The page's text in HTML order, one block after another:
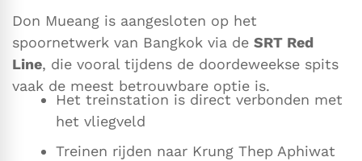
Don Mueang is aangesloten op het
spoornetwerk van Bangkok via de SRT Red
Line, die vooral tijdens de doordeweekse spits
vaak de meest betrouwbare optie is.
Het treinstation is direct verbonden met
het vliegveld
Treinen rijden naar Krung Thep Aphiwat